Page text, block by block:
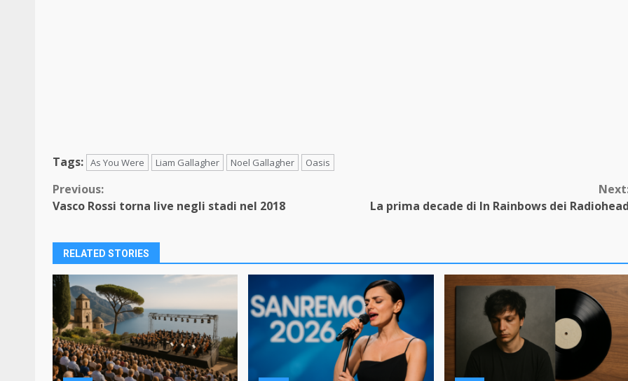
Tags: As You Were Liam Gallagher Noel Gallagher Oasis
Continue
Previous:
Vasco Rossi torna live negli stadi nel 2018
La prima decade di In Rainbows dei
RELATED STORIES